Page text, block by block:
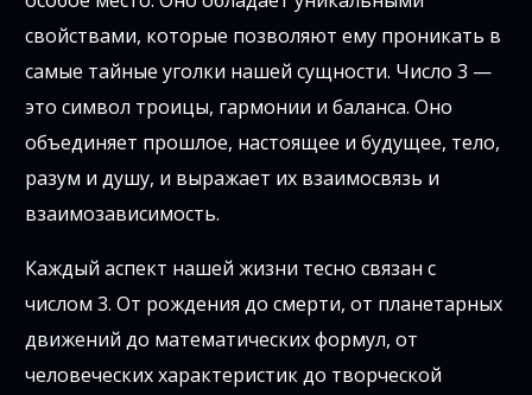
свойствами, которые позволяют ему проникать в
самые тайные уголки нашей сущности. Число 3 —
это символ троицы, гармонии и баланса. Оно
объединяет прошлое, настоящее и будущее, тело,
разум и душу, и выражает их взаимосвязь и
взаимозависимость.
Каждый аспект нашей жизни тесно связан с
числом 3. От рождения до смерти, от планетарных
движений до математических формул, от
человеческих характеристик до творческой